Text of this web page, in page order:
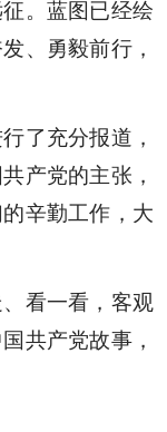
。蓝图已经绘
、勇毅前行，
了充分报道，
产党的主张，
辛勤工作，大
看一看，客观
共产党故事，